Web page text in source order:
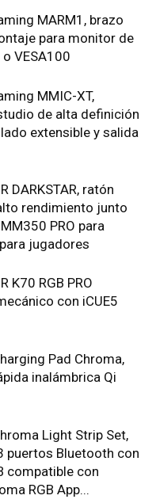
MARM1, brazo
para monitor de
VESA100
MMIC-XT,
de alta definición
extensible y salida
DARKSTAR, ratón
rendimiento junto
PRO para
jugadores
K70 RGB PRO
con iCUE5
Pad Chroma,
inalámbrica Qi
Light Strip Set,
puertos Bluetooth con
compatible con
RGB App...